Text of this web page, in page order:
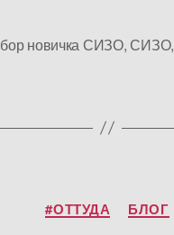
новичка СИЗО, СИЗО,
Рубрики
#ОТТУДА БЛОГ